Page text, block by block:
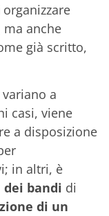
anche
già scritto,
a
casi, viene
a disposizione
in altri, è
dei bandi di
di un